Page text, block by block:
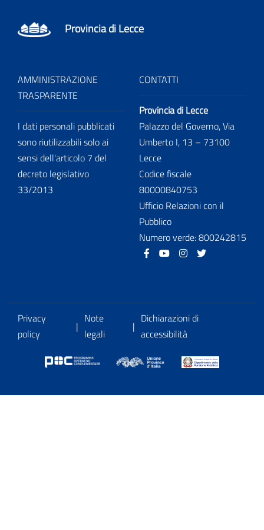
Provincia di Lecce
AMMINISTRAZIONE
TRASPARENTE
I dati personali pubblicati
sono riutilizzabili solo ai
sensi dell'articolo 7 del
decreto legislativo
33/2013
CONTATTI
Provincia di Lecce
Palazzo del Governo, Via
Umberto I, 13 – 73100
Lecce
Codice fiscale
80000840753
Ufficio Relazioni con il
Pubblico
Numero verde: 800242815
FacebookYoutubeInstagram
Privacy
policy
|
Note
legali
|
Dichiarazioni di
accessibilità